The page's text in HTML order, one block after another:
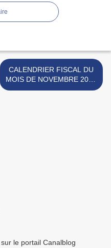
CALENDRIER FISCAL DU
MOIS DE NOVEMBRE 2018
/ 2018 NOVEMBER TAX
le portail Canalblog